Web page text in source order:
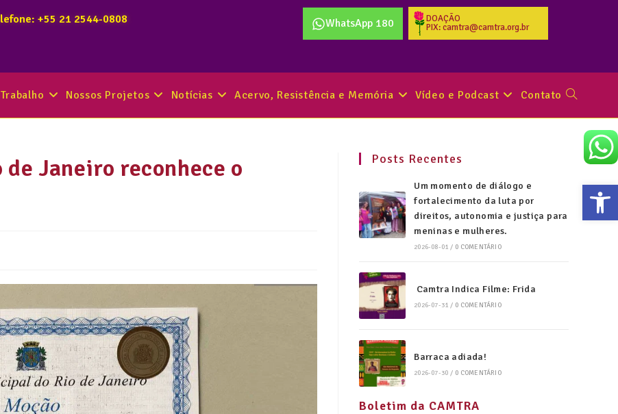
+55 21 2544-0808 WhatsApp 180
DOAÇÃO
PIX: camtra@camtra.org.br
Nossos Projetos Notícias Acervo, Resistência e Memória Vídeo e Podcast Contato
Janeiro reconhece o
Posts Recentes
Um momento de diálogo e
fortalecimento da luta por
direitos, autonomia e justiça para
meninas e mulheres.
2026-08-01 / 0 COMENTÁRIO
Camtra Indica Filme: Frida
2026-07-31 / 0 COMENTÁRIO
Barraca adiada!
2026-07-30 / 0 COMENTÁRIO
Boletim da CAMTRA